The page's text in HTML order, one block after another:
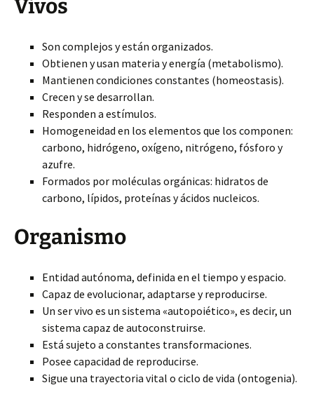
Vivos
Son complejos y están organizados.
Obtienen y usan materia y energía (metabolismo).
Mantienen condiciones constantes (homeostasis).
Crecen y se desarrollan.
Responden a estímulos.
Homogeneidad en los elementos que los componen:
carbono, hidrógeno, oxígeno, nitrógeno, fósforo y
azufre.
Formados por moléculas orgánicas: hidratos de
carbono, lípidos, proteínas y ácidos nucleicos.
Organismo
Entidad autónoma, definida en el tiempo y espacio.
Capaz de evolucionar, adaptarse y reproducirse.
Un ser vivo es un sistema «autopoiético», es decir, un
sistema capaz de autoconstruirse.
Está sujeto a constantes transformaciones.
Posee capacidad de reproducirse.
Sigue una trayectoria vital o ciclo de vida (ontogenia).